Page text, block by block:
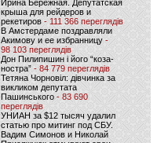
Ирина Бережная. Депутатская
крыша для рейдеров и
рекетиров - 111 366 переглядів
В Амстердаме поздравляли
Акимову и ее избранницу -
98 103 переглядів
Дон Пилипишин і його “коза-
ностра” - 84 779 переглядів
Тетяна Чорновіл: дівчинка за
викликом депутата
Пашинського- 83 690
переглядів
УНИАН за $12 тысяч удалил
статью про митинг под СБУ.
Вадим Симонов и Николай